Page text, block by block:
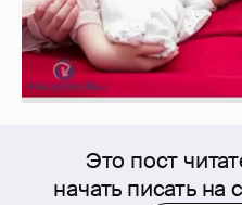
Это пост
начать писать